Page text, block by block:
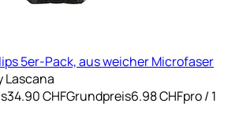
5er-Pack, aus weicher Microfaser
Lascana
34.90 CHFGrundpreis6.98 CHFpro/ 1